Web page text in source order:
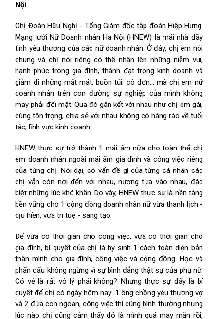
Nội
Chị Đoàn Hữu Nghị - Tổng Giám đốc tập đoàn Hiệp Hưng:
Mạng lưới Nữ Doanh nhân Hà Nội (HNEW) là mái nhà đầy
tình yêu thương của các nữ doanh nhân. Ở đây, chị em nói
chung và chị nói riêng có thể nhân lên những niễm vui,
hạnh phúc trong gia đình, thành đạt trong kinh doanh và
giảm đi những mất mát, buồn tủi, cô đơn… mà chị em nữ
doanh nhân trên con đường sự nghiệp của mình không
may phải đối mặt. Qua đó gắn kết với nhau như chị em gái,
cùng tôn trọng, chia sẻ với nhau không có hàng rào về tuổi
tác, lĩnh vực kinh doanh…
HNEW thực sự trở thành 1 mái ấm nữa cho toàn thể chị
em doanh nhân ngoài mái ấm gia đình và công việc riêng
của từng chị. Nói dại, có vấn đề gì của từng cá nhân các
chị vẫn còn nơi đến với nhau, nương tựa vào nhau, đặc
biệt những lúc khó khăn. Do vậy, HNEW thực sự là nền tảng
bền vững cho 1 cộng đồng doanh nhân nữ vừa thanh lịch -
dịu hiền, vừa trí tuệ - sáng tạo.
Để vừa có thời gian cho công việc, vừa có thời gian cho
gia đình, bí quyết của chị là hy sinh 1 cách toàn diện bản
thân mình cho gia đình, công việc và cộng đồng. Học và
phấn đấu không ngừng vì sự bình đẳng thật sự của phụ nữ.
Có vẻ là rất vô lý phải không? Nhưng thực sự đấy là bí
quyết để chị có ngày hôm nay: 1 ông chồng yêu thương vợ
và 2 đứa con ngoan, công việc thì cũng bình thường nhưng
lúc nào chị cũng cảm thấy đó là mình quá may mắn rồi,